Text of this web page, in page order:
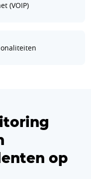
(VOIP)
op